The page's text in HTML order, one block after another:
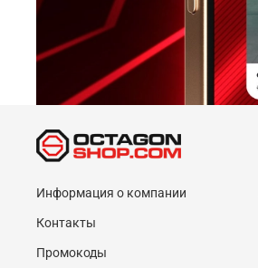
Информация о компании
Контакты
Промокоды